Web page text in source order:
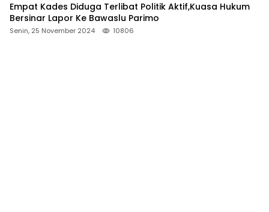
Empat Kades Diduga Terlibat Politik Aktif,Kuasa Hukum
Bersinar Lapor Ke Bawaslu Parimo
Senin, 25 November 2024 10806